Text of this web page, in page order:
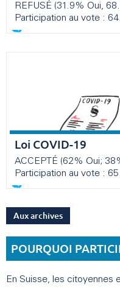
REFUSÉ (31.9% Oui,
Participation au vote :
Loi COVID-19
ACCEPTÉ (62% Oui;
Participation au vote :
Aux archives
POURQUOI
En Suisse, les citoyennes